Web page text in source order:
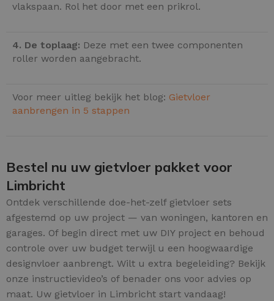
vlakspaan. Rol het door met een prikrol.
4. De toplaag: Deze met een twee componenten
roller worden aangebracht.
Voor meer uitleg bekijk het blog: Gietvloer
aanbrengen in 5 stappen
Bestel nu uw gietvloer pakket voor
Limbricht
Ontdek verschillende doe-het-zelf gietvloer sets
afgestemd op uw project — van woningen, kantoren en
garages. Of begin direct met uw DIY project en behoud
controle over uw budget terwijl u een hoogwaardige
designvloer aanbrengt. Wilt u extra begeleiding? Bekijk
onze instructievideo’s of benader ons voor advies op
maat. Uw gietvloer in Limbricht start vandaag!